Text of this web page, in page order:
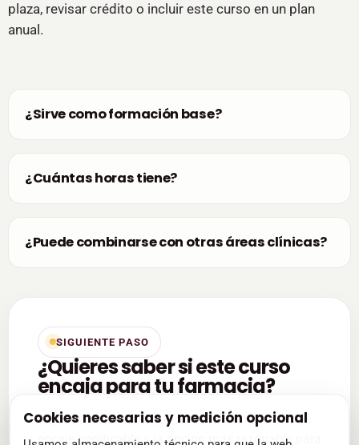
plaza, revisar crédito o incluir este curso en un plan
anual.
¿Sirve como formación base?
¿Cuántas horas tiene?
¿Puede combinarse con otras áreas clínicas?
SIGUIENTE PASO
¿Quieres saber si este curso
encaja para tu farmacia?
Déjanos la consulta y te respondemos con ficha,
encaje bonificable y la opción más razonable para
Cookies necesarias y medición opcional